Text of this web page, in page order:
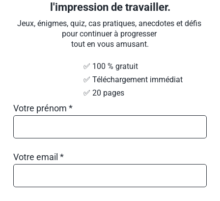
l'impression de travailler.
Jeux, énigmes, quiz, cas pratiques, anecdotes et défis
pour continuer à progresser
tout en vous amusant.
                                    ✅ 100 % gratuit
                                    ✅ Téléchargement immédiat
                                    ✅ 20 pages
Votre prénom *
Votre email *